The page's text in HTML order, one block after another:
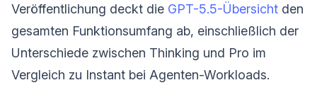
Veröffentlichung deckt die GPT-5.5-Übersicht den
gesamten Funktionsumfang ab, einschließlich der
Unterschiede zwischen Thinking und Pro im
Vergleich zu Instant bei Agenten-Workloads.